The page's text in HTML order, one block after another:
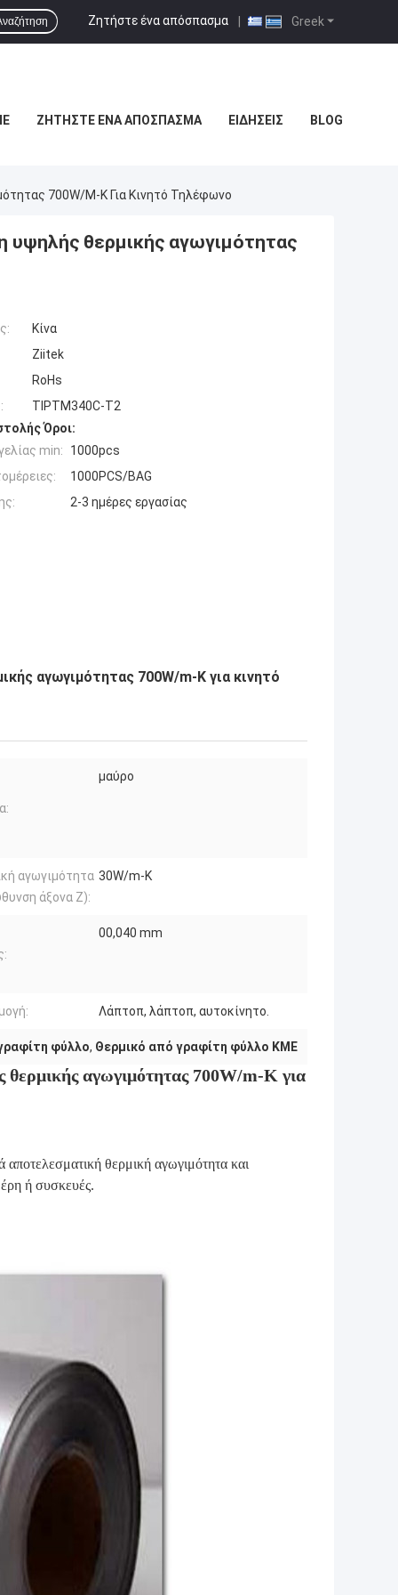
Greek
Ζητήστε ένα απόσπασμα |
ΖΗΤΉΣΤΕ ΈΝΑ ΑΠΌΣΠΑΣΜΑ ΕΙΔΉΣΕΙΣ BLOG
700W/m-K Για Κινητό Τηλέφωνο
θερμικής αγωγιμότητας
Κίνα
Ziitek
RoHs
ΤΙΡTM340C-T2
Όροι:
min:
1000pcs
1000PCS/BAG
2-3 ημέρες εργασίας
αγωγιμότητας 700W/m-K για κινητό
μαύρο
αγωγιμότητα
άξονα Ζ):
30W/m-K
00,040 mm
Λάπτοπ, λάπτοπ, αυτοκίνητο.
φύλλο, Θερμικό από γραφίτη φύλλο ΚΜΕ
αγωγιμότητας 700W/m-K για
αποτελεσματική θερμική αγωγιμότητα και
ή συσκευές.